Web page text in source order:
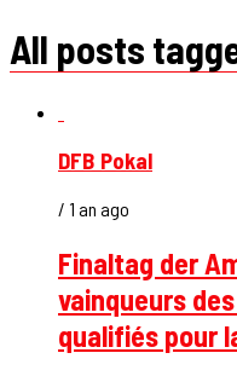
All posts
DFB Pokal
/ 1 an ago
Finaltag der
vainqueurs
qualifiés pour